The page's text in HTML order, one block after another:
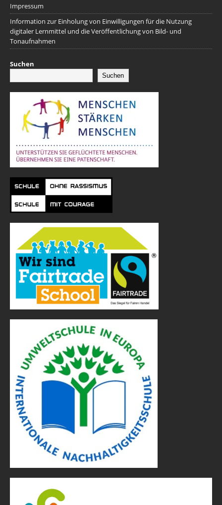
Impressum
Information zur Einholung von Einwilligungen für die Nutzung
digitaler Lernmittel und die Veröffentlichung von Bild- und
Tonaufnahmen
Suchen
Suchen